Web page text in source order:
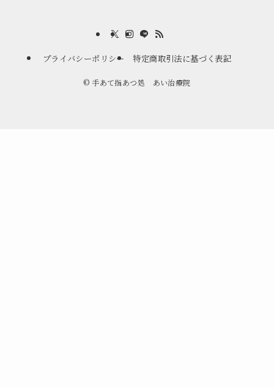
プライバシーポリシー 特定商取引法に基づく表記
© 手あて指あつ処 あい治療院